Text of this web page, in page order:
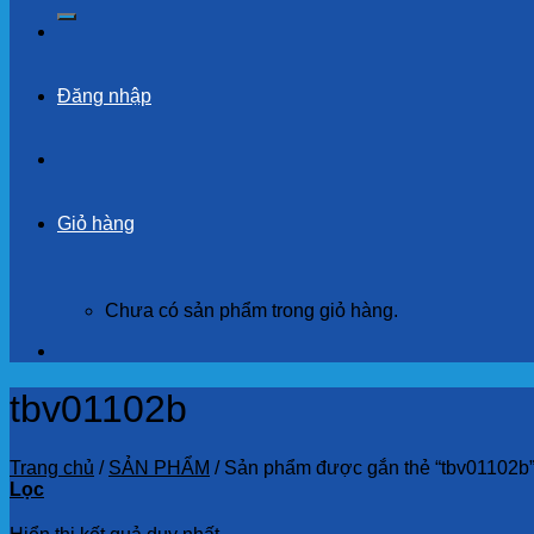
Đăng nhập
Giỏ hàng
Chưa có sản phẩm trong giỏ hàng.
tbv01102b
Trang chủ / SẢN PHẨM /Sản phẩm được gắn thẻ “tbv01102b”
Lọc